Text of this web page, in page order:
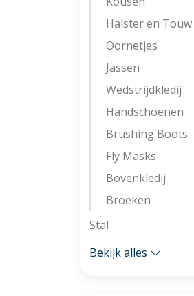
Halster en Touw
Oornetjes
Jassen
Wedstrijdkledij
Handschoenen
Brushing Boots
Fly Masks
Bovenkledij
Broeken
Stal
Bekijk alles